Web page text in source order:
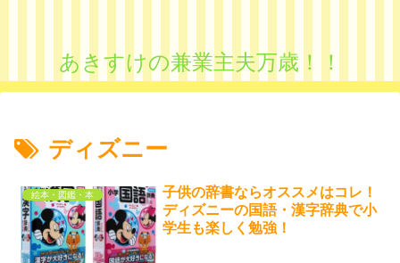
あきすけの兼業主夫万歳！！
ディズニー
絵本・図鑑・本
子供の辞書ならオススメはコレ！
ディズニーの国語・漢字辞典で小
学生も楽しく勉強！